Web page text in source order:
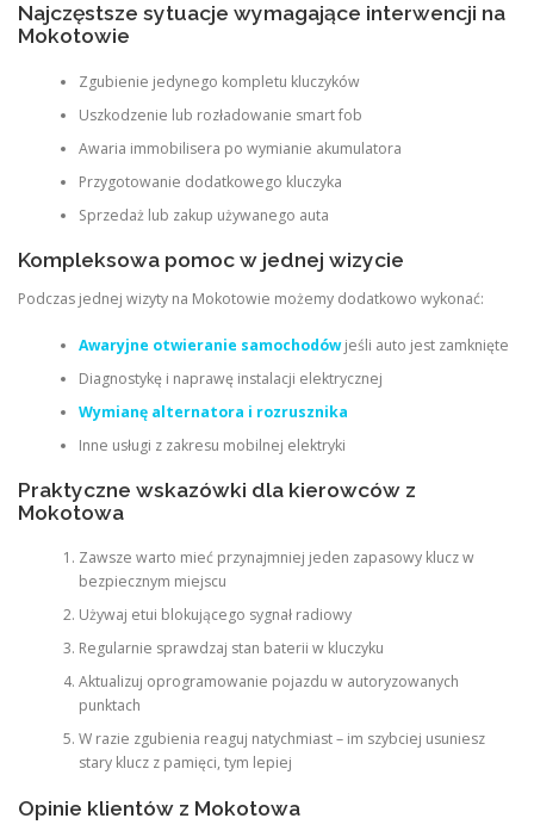
Najczęstsze sytuacje wymagające interwencji na
Mokotowie
Zgubienie jedynego kompletu kluczyków
Uszkodzenie lub rozładowanie smart fob
Awaria immobilisera po wymianie akumulatora
Przygotowanie dodatkowego kluczyka
Sprzedaż lub zakup używanego auta
Kompleksowa pomoc w jednej wizycie
Podczas jednej wizyty na Mokotowie możemy dodatkowo wykonać:
Awaryjne otwieranie samochodówjeśli auto jest zamknięte
Diagnostykę i naprawę instalacji elektrycznej
Wymianę alternatora i rozrusznika
Inne usługi z zakresu mobilnej elektryki
Praktyczne wskazówki dla kierowców z
Mokotowa
Zawsze warto mieć przynajmniej jeden zapasowy klucz w
bezpiecznym miejscu
Używaj etui blokującego sygnał radiowy
Regularnie sprawdzaj stan baterii w kluczyku
Aktualizuj oprogramowanie pojazdu w autoryzowanych
punktach
W razie zgubienia reaguj natychmiast – im szybciej usuniesz
stary klucz z pamięci, tym lepiej
Opinie klientów z Mokotowa